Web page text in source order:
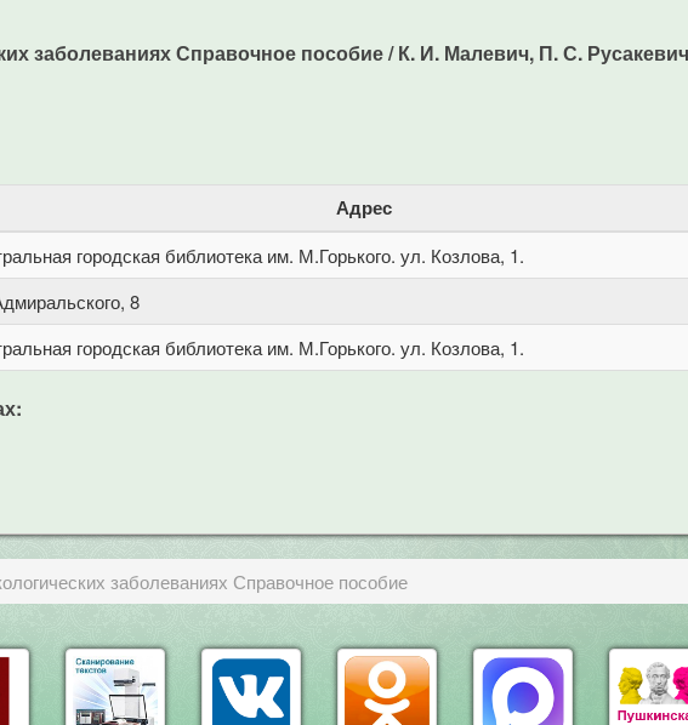
заболеваниях Справочное пособие / К. И. Малевич, П. С.
Адрес
городская библиотека им. М.Горького. ул. Козлова, 1.
8
городская библиотека им. М.Горького. ул. Козлова, 1.
заболеваниях Справочное пособие